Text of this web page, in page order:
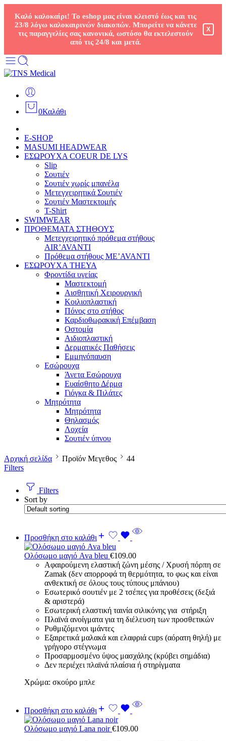
Καλό καλοκαίρι! Το eshop μας είναι κλειστό έως και τις
23/8 λόγω καλοκαιρινών διακοπών. Μπορείτε να κάνετε
τις παραγγελίες σας κανονικά, ωστόσο θα εκτελεστούν
από τις 24/8 και μετά.
X
0Καλάθι
E-SHOP
MASUMI HEADWEAR
ΕΣΩΡΟΥΧΑ COEUR DE LYS
Slip
Σουτιέν
Σουτιέν χωρίς μπανέλα
Μετεγχειρητικά Σουτιέν
Σουτιέν Μαστεκτομής
T-Shirt
SWIMWEAR
ΠΡΟΘΕΜΑΤΑ ΣΤΗΘΟΥΣ
Μετεγχειρητικό πρόθεμα στήθους
AIR’AVANTI
Πρόθεμα στήθους ME’AVANTI
ΕΣΩΡΟΥΧΑ THEYA
Φροντίδα υγείας
Μαστεκτομή
Αισθητική Χειρουργική
Κοιλιοπλαστική
Πόνος στο στήθος
Καρδιοθωρακική Επέμβαση
Οστομία
Αιδιοπλαστική
Δερματικές Παθήσεις
Εμμηνόπαυση
Εσώρουχα
Άνετα Εσώρουχα
Ευαίσθητο Δέρμα
Γιόγκα & Πιλάτες
Μητρότητα
Μητρότητα
Θηλασμός
Λοχεία
Σουτιέν ύπνου
Αρχική σελίδα Προϊόν Μεγεθος
44
Filters
Filters
Sort by
Προσθήκη στο καλάθι
Ολόσωμο μαγιό Ava bleu €109.00
Αφαιρούμενη ελαστική ζώνη μέσης / Χρυσή πόρπη σε
Zamak (δεν απορροφά τη θερμότητα, το φως και είναι
ανθεκτική σε όλους τους τύπους μπάνιου)
Εσωτερικό σουτιέν με 2 τσέπες για προθέσεις (δεξιά
& αριστερά)
Εσωτερική ελαστική ταινία σιλικόνης για στήριξη
Πλαϊνά ανοίγματα για τη διέλευση των προσθετικών
Ρυθμιζόμενοι ιμάντες
Εξαιρετικά μαλακά και ελαφριά cups (αόρατη θηλή) με
γρήγορο στέγνωμα
Προσαρμοσμένο ύψος μασχάλης (κρύβει σημάδια)
Δεν περιέχει πλαϊνά πλαίσια ή στηρίγματα
Χρώμα: σκούρο μπλε
Προσθήκη στο καλάθι
Ολόσωμο μαγιό Lana noir€109.00